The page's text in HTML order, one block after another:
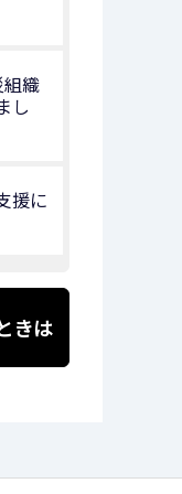
織
し
援に
きは